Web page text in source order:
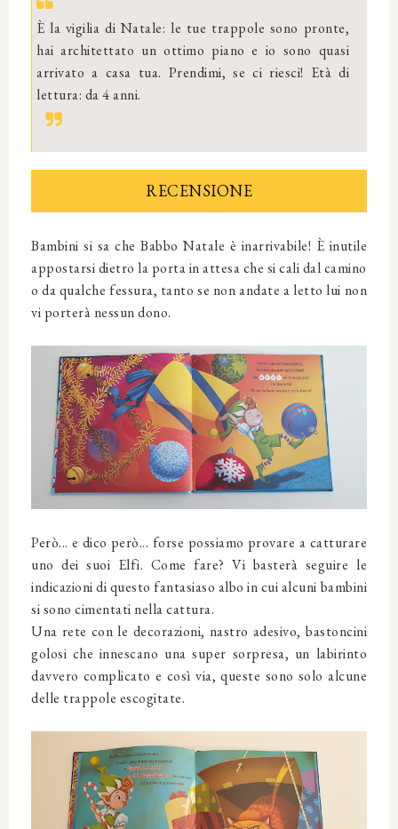
È la vigilia di Natale: le tue trappole sono pronte,
hai architettato un ottimo piano e io sono quasi
arrivato a casa tua. Prendimi, se ci riesci! Età di
lettura: da 4 anni.
RECENSIONE
Bambini si sa che Babbo Natale è inarrivabile! È inutile
appostarsi dietro la porta in attesa che si cali dal camino
o da qualche fessura, tanto se non andate a letto lui non
vi porterà nessun dono.
Però... e dico però... forse possiamo provare a catturare
uno dei suoi Elfi. Come fare? Vi basterà seguire le
indicazioni di questo fantasiaso albo in cui alcuni bambini
si sono cimentati nella cattura.
Una rete con le decorazioni, nastro adesivo, bastoncini
golosi che innescano una super sorpresa, un labirinto
davvero complicato e così via, queste sono solo alcune
delle trappole escogitate.